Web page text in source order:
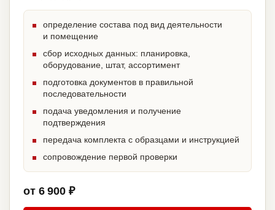
определение состава под вид деятельности
и помещение
сбор исходных данных: планировка,
оборудование, штат, ассортимент
подготовка документов в правильной
последовательности
подача уведомления и получение
подтверждения
передача комплекта с образцами и инструкцией
сопровождение первой проверки
от 6 900 ₽